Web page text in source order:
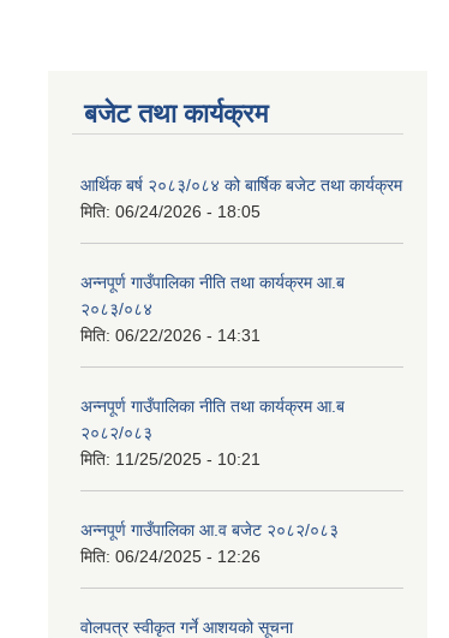
बजेट तथा कार्यक्रम
आर्थिक बर्ष २०८३/०८४ को बार्षिक बजेट तथा कार्यक्रम
मिति: 06/24/2026 - 18:05
अन्नपूर्ण गाउँपालिका नीति तथा कार्यक्रम आ.ब
२०८३/०८४
मिति: 06/22/2026 - 14:31
अन्नपूर्ण गाउँपालिका नीति तथा कार्यक्रम आ.ब
२०८२/०८३
मिति: 11/25/2025 - 10:21
अन्नपूर्ण गाउँपालिका आ.व बजेट २०८२/०८३
मिति: 06/24/2025 - 12:26
वोलपत्र स्वीकृत गर्ने आशयको सूचना